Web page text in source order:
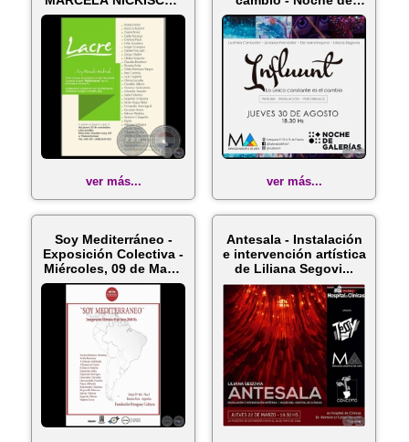
Jueves, 13 de ...
ver más...
Galerías - J...
ver más...
Soy Mediterráneo -
Exposición Colectiva -
Miércoles, 09 de Mayo
d...
Antesala - Instalación
e intervención artística
de Liliana Segovi...